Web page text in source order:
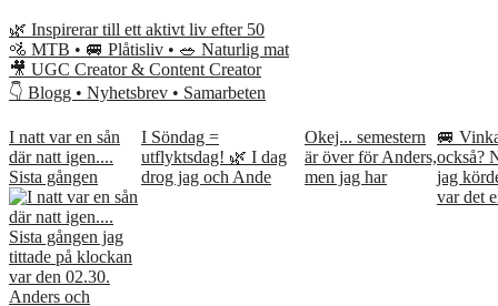
🌿 Inspirerar till ett aktivt liv efter 50
🚵 MTB • 🚐 Plåtisliv • 🥗 Naturlig mat
🎥 UGC Creator & Content Creator
👇 Blogg • Nyhetsbrev • Samarbeten
I natt var en sån
där natt igen....
Sista gången
I Söndag =
utflyktsdag! 🌿 I dag
drog jag och Ande
Okej... semestern
är över för Anders,
men jag har
🚐
också?
jag
var det